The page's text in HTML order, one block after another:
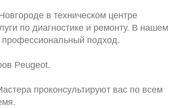
в техническом центре
по диагностике и ремонту. В нашем
подход.
Peugeot.
проконсультируют вас по всем